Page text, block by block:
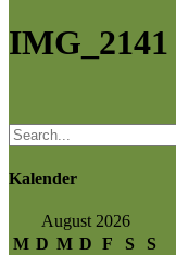
IMG_2141
Kalender
August 2026
M D M D F S
S